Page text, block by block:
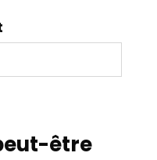
être